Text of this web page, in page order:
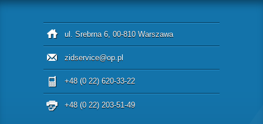
ul. Srebrna 6, 00-810 Warszawa
zidservice@op.pl
+48 (0 22) 620-33-22
+48 (0 22) 203-51-49